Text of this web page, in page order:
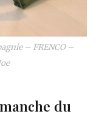
– FRENCO –
du